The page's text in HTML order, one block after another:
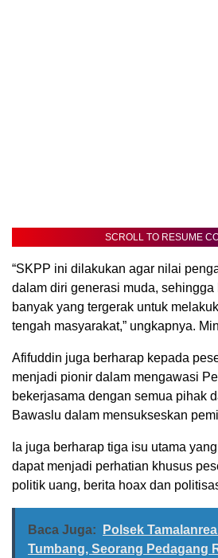
SCROLL TO RESUME
“SKPP ini dilakukan agar nilai
dalam diri generasi muda, sehingga
banyak yang tergerak untuk
tengah masyarakat,” ungkapnya.
Afifuddin juga berharap kepada
menjadi pionir dalam mengawasi
bekerjasama dengan semua pihak
Bawaslu dalam mensukseskan
Ia juga berharap tiga isu utama
dapat menjadi perhatian khusus
politik uang, berita hoax dan
Baca Juga:
Polsek
Tumbang, Seorang Pedagang